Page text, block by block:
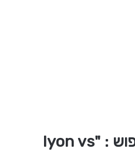
עד כמה פופולרי חיפוש : "lyon vs